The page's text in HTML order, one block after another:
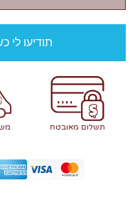
תודיעו לי
תשלום מאובטח